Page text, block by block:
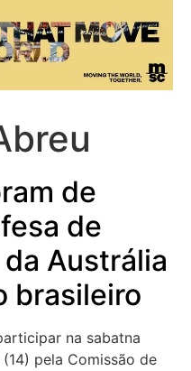
de
de
Austrália
brasileiro
na sabatna
pela Comissão de